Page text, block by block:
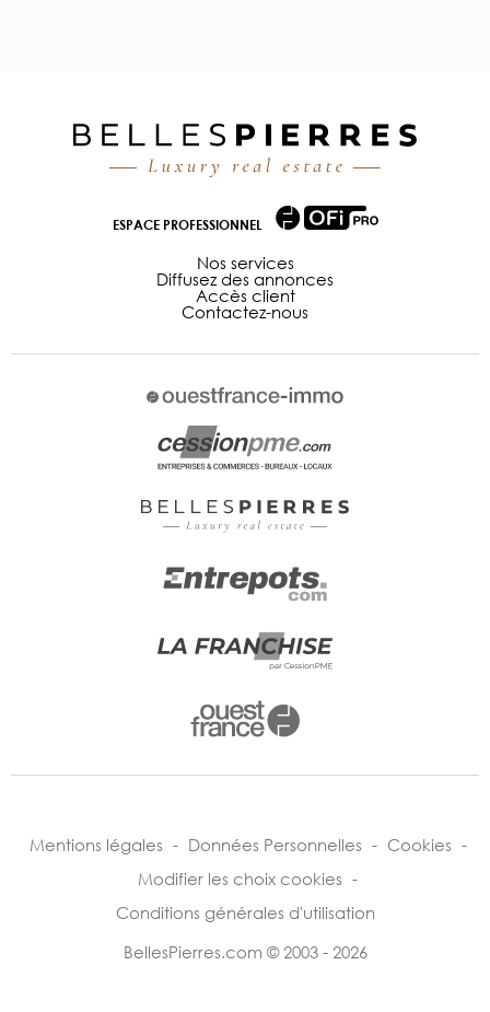
ESPACE PROFESSIONNEL
Nos services
Diffusez des annonces
Accès client
Contactez-nous
Mentions légales - Données Personnelles - Cookies -
Modifier les choix cookies -
Conditions générales d'utilisation
BellesPierres.com © 2003 - 2026